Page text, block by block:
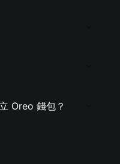
Oreo 錢包？